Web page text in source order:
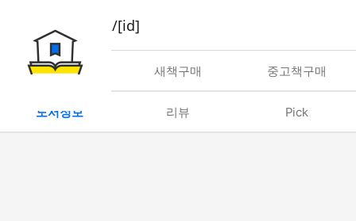
book/rent/[id]
대여 새책구매 중고책구매
도서정보 리뷰 Pick